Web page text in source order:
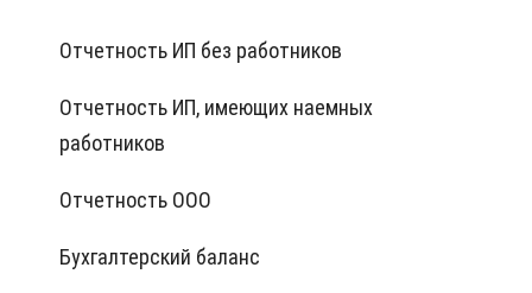
Отчетность ИП без работников
Отчетность ИП, имеющих наемных
работников
Отчетность ООО
Бухгалтерский баланс